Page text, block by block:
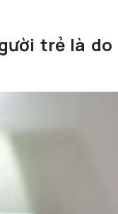
trẻ là do